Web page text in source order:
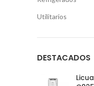
Utilitarios
DESTACADOS